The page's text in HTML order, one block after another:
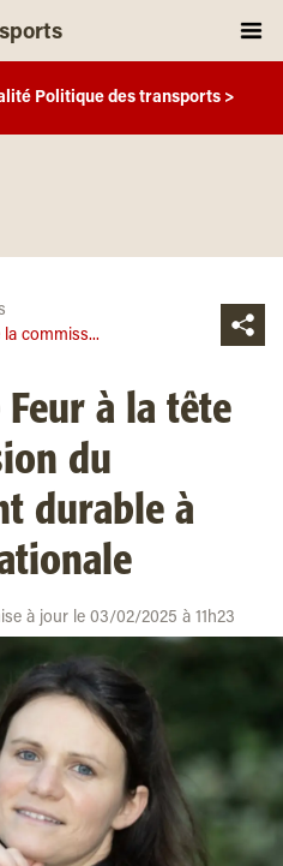
Politique des transports >
commiss...
Feur à la tête
du
durable à
à jour le 03/02/2025 à 11h23